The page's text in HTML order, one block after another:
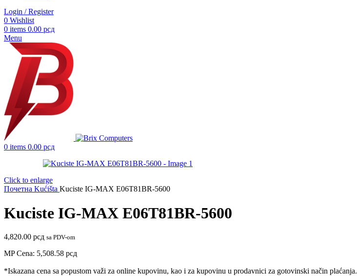
Login / Register
0 Wishlist
0 items 0.00 рсд
Menu
0 items 0.00 рсд
Click to enlarge
Почетна Kućišta Kuciste IG-MAX E06T81BR-5600
Kuciste IG-MAX E06T81BR-5600
4,820.00 рсд sa PDV-om
MP Cena: 5,508.58 рсд
*Iskazana cena sa popustom važi za online kupovinu, kao i za kupovinu u prodavnici za gotovinski način plaćanja.